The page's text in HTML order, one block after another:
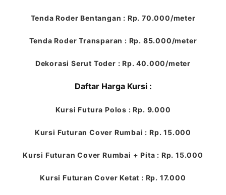
Tenda Roder Bentangan : Rp. 70.000/meter
Tenda Roder Transparan : Rp. 85.000/meter
Dekorasi Serut Toder : Rp. 40.000/meter
Daftar Harga Kursi :
Kursi Futura Polos : Rp. 9.000
Kursi Futuran Cover Rumbai : Rp. 15.000
Kursi Futuran Cover Rumbai + Pita : Rp. 15.000
Kursi Futuran Cover Ketat : Rp. 17.000